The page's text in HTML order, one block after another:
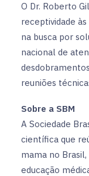
O Dr. Roberto
receptividade
na busca por
nacional de
reuniões
Sobre a SBM
A Sociedade
científica que
mama no
educação